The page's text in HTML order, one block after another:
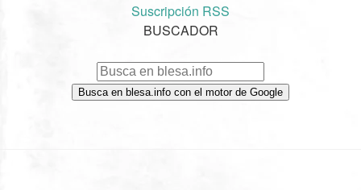
Suscripción RSS
BUSCADOR
Busca en blesa.info con el motor de Google